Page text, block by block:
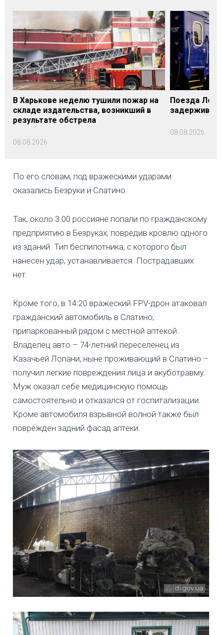
В Харькове неделю тушили пожар на
складе издательства, возникший в
результате обстрела
08.08.2026
Поезда
08.08.2026
По его словам, под вражескими ударами
оказались Безруки и Слатино.
Так, около 3:00 россияне попали по гражданскому
предприятию в Безруках, повредив кровлю одного
из зданий. Тип беспилотника, с которого был
нанесен удар, устанавливается. Пострадавших
нет.
Кроме того, в 14:20 вражеский FPV-дрон атаковал
гражданский автомобиль в Слатино,
припаркованный рядом с местной аптекой.
Владелец авто – 74-летний переселенец из
Казачьей Лопани, ныне проживающий в Слатино –
получил легкие повреждения лица и акуботравму.
Муж оказал себе медицинскую помощь
самостоятельно и отказался от госпитализации.
Кроме автомобиля взрывной волной также был
поврежден задний фасад аптеки.